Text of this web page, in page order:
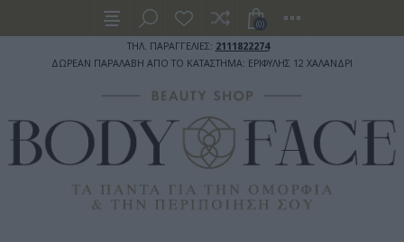
ΤΗΛ. ΠΑΡΑΓΓΕΛΙΕΣ: 2111822274
ΔΩΡΕΑΝ ΠΑΡΑΛΑΒΗ ΑΠΟ ΤΟ ΚΑΤΑΣΤΗΜΑ: ΕΡΙΦΥΛΗΣ 12 ΧΑΛΑΝΔΡΙ
(0)